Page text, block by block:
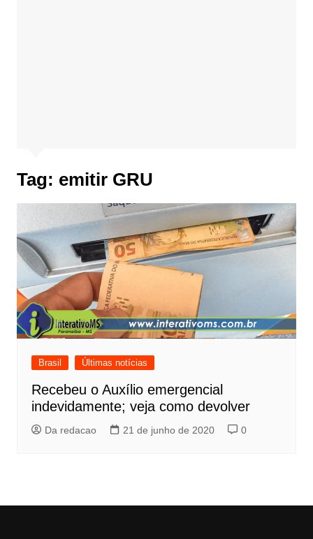
Tag: emitir GRU
Brasil Últimas notícias
Recebeu o Auxílio emergencial
indevidamente; veja como devolver
Da redacao 21 de junho de 2020 0